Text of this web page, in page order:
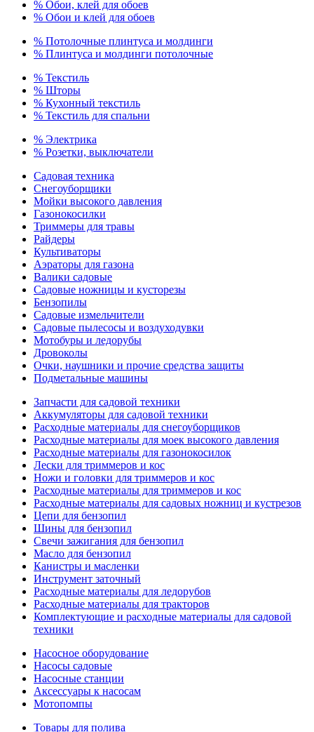
% Обои, клей для обоев
% Обои и клей для обоев
% Потолочные плинтуса и молдинги
% Плинтуса и молдинги потолочные
% Текстиль
% Шторы
% Кухонный текстиль
% Текстиль для спальни
% Электрика
% Розетки, выключатели
Садовая техника
Снегоуборщики
Мойки высокого давления
Газонокосилки
Триммеры для травы
Райдеры
Культиваторы
Аэраторы для газона
Валики садовые
Садовые ножницы и кусторезы
Бензопилы
Садовые измельчители
Садовые пылесосы и воздуходувки
Мотобуры и ледорубы
Дровоколы
Очки, наушники и прочие средства защиты
Подметальные машины
Запчасти для садовой техники
Аккумуляторы для садовой техники
Расходные материалы для снегоуборщиков
Расходные материалы для моек высокого давления
Расходные материалы для газонокосилок
Лески для триммеров и кос
Ножи и головки для триммеров и кос
Расходные материалы для триммеров и кос
Расходные материалы для садовых ножниц и кустрезов
Цепи для бензопил
Шины для бензопил
Свечи зажигания для бензопил
Масло для бензопил
Канистры и масленки
Инструмент заточный
Расходные материалы для ледорубов
Расходные материалы для тракторов
Комплектующие и расходные материалы для садовой
техники
Насосное оборудование
Насосы садовые
Насосные станции
Аксессуары к насосам
Мотопомпы
Товары для полива